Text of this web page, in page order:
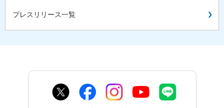
プレスリリース一覧